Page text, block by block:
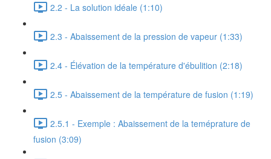
2.2 - La solution idéale (1:10)
2.3 - Abaissement de la pression de vapeur (1:33)
2.4 - Élévation de la température d'ébulition (2:18)
2.5 - Abaissement de la température de fusion (1:19)
2.5.1 - Exemple : Abaissement de la teméprature de
fusion (3:09)